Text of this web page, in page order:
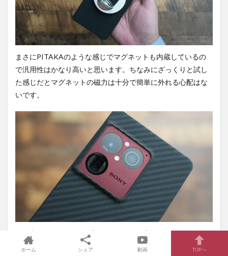
まさにPITAKAのような感じでマグネットも内蔵しているの
で汎用性はかなり高いと思います。ちなみにざっくりと試し
た感じだとマグネットの磁力は十分で簡単に外れる心配はな
いです。
また本体のカメラバンプよりもケースの方が厚みがあるので
傷つく心配はないと思います。むしろ背面を下に置く場合完
ホーム シェア 動画 TOPへ